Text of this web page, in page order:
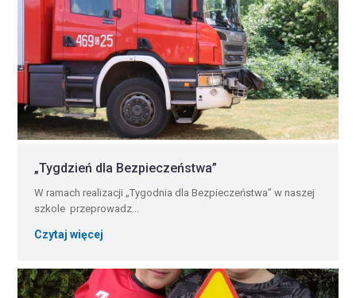
„Tygdzień dla Bezpieczeństwa”
W ramach realizacji „Tygodnia dla Bezpieczeństwa” w naszej
szkole przeprowadz...
Czytaj więcej